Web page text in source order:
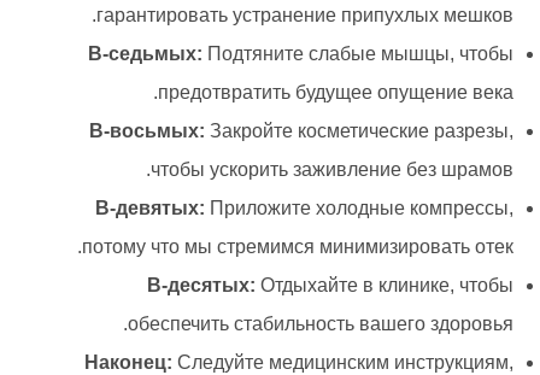
гарантировать устранение припухлых мешков.
В-седьмых: Подтяните слабые мышцы, чтобы
предотвратить будущее опущение века.
В-восьмых: Закройте косметические разрезы,
чтобы ускорить заживление без шрамов.
В-девятых: Приложите холодные компрессы,
потому что мы стремимся минимизировать отек.
В-десятых: Отдыхайте в клинике, чтобы
обеспечить стабильность вашего здоровья.
Наконец: Следуйте медицинским инструкциям,